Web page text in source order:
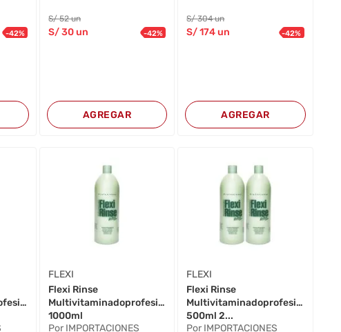
-42%
S/52 un
S/30un -42%
AGREGAR
S/304 un
S/174un -42%
AGREGAR
FLEXI
Flexi Rinse
Multivitaminadoprofesional
1000ml
Por IMPORTACIONES
FLEXI
Flexi Rinse
Multivitaminadoprofesional
500ml 2...
Por IMPORTACIONES